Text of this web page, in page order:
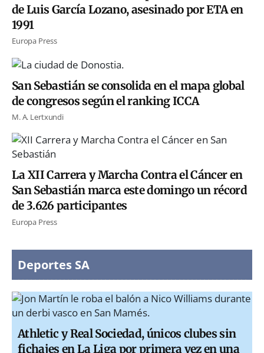
de Luis García Lozano, asesinado por ETA en
1991
Europa Press
San Sebastián se consolida en el mapa global
de congresos según el ranking ICCA
M. A. Lertxundi
La XII Carrera y Marcha Contra el Cáncer en
San Sebastián marca este domingo un récord
de 3.626 participantes
Europa Press
Deportes SA
Athletic y Real Sociedad, únicos clubes sin
fichajes en La Liga por primera vez en una